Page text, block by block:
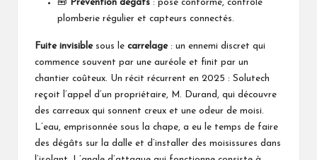
🧰 Prévention dégâts : pose conforme, contrôle
plomberie régulier et capteurs connectés.
Fuite invisiblesous le carrelage: un ennemi discret qui
commence souvent par une auréole et finit par un
chantier coûteux. Un récit récurrent en 2025 : Solutech
reçoit l’appel d’un propriétaire, M. Durand, qui découvre
des carreaux qui sonnent creux et une odeur de moisi.
L’eau, emprisonnée sous la chape, a eu le temps de faire
des dégâts sur la dalle et d’installer des moisissures dans